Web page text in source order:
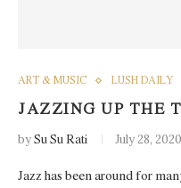
ART & MUSIC LUSH DAILY
JAZZING UP THE
bySu Su Rati July 28, 2020
Jazz has been around for